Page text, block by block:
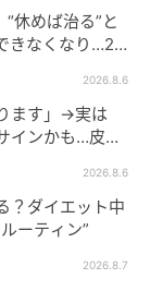
的に痩せ
休めば治る”と
きなくなり…20
2026.8.6
ます」→実は
インかも…皮膚
2026.8.6
？ダイエット中
ーティン”
2026.8.7